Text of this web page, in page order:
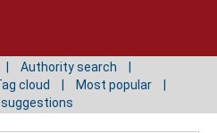
Authority search
cloud
Most popular